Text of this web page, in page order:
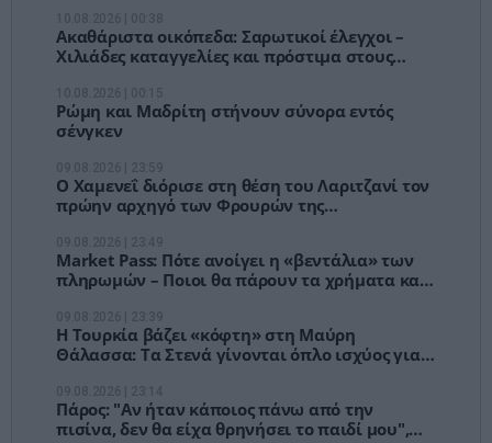
Ακαθάριστα οικόπεδα: Σαρωτικοί έλεγχοι –
Χιλιάδες καταγγελίες και πρόστιμα στους
Ρώμη και Μαδρίτη στήνουν σύνορα εντός
σένγκεν
Ο Χαμενεΐ διόρισε στη θέση του Λαριτζανί τον
πρώην αρχηγό των Φρουρών της
Market Pass: Πότε ανοίγει η «βεντάλια» των
πληρωμών – Ποιοι θα πάρουν τα χρήματα και
Η Τουρκία βάζει «κόφτη» στη Μαύρη
Θάλασσα: Τα Στενά γίνονται όπλο ισχύος για
Πάρος: "Αν ήταν κάποιος πάνω από την
πισίνα, δεν θα είχα θρηνήσει το παιδί μου",